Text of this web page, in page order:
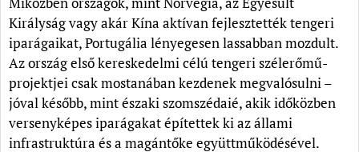
Királyság vagy akár Kína aktívan fejlesztették tengeri
iparágaikat, Portugália lényegesen lassabban mozdult.
Az ország első kereskedelmi célú tengeri szélerőmű-
projektjei csak mostanában kezdenek megvalósulni –
jóval később, mint északi szomszédaié, akik időközben
versenyképes iparágakat építettek ki az állami
infrastruktúra és a magántőke együttműködésével.